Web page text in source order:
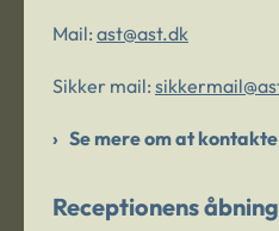
Mail: ast@ast.dk
Sikker mail:
Se mere om at
Receptionens